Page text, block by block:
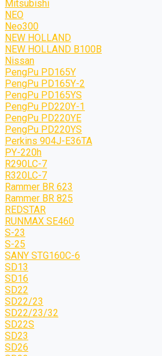
Mitsubishi
NEO
Neo300
NEW HOLLAND
NEW HOLLAND B100B
Nissan
PengPu PD165Y
PengPu PD165Y-2
PengPu PD165YS
PengPu PD220Y-1
PengPu PD220YE
PengPu PD220YS
Perkins 904J-E36TA
PY-220h
R290LC-7
R320LC-7
Rammer BR 623
Rammer BR 825
REDSTAR
RUNMAX SE460
S-23
S-25
SANY STG160C-6
SD13
SD16
SD22
SD22/23
SD22/23/32
SD22S
SD23
SD26